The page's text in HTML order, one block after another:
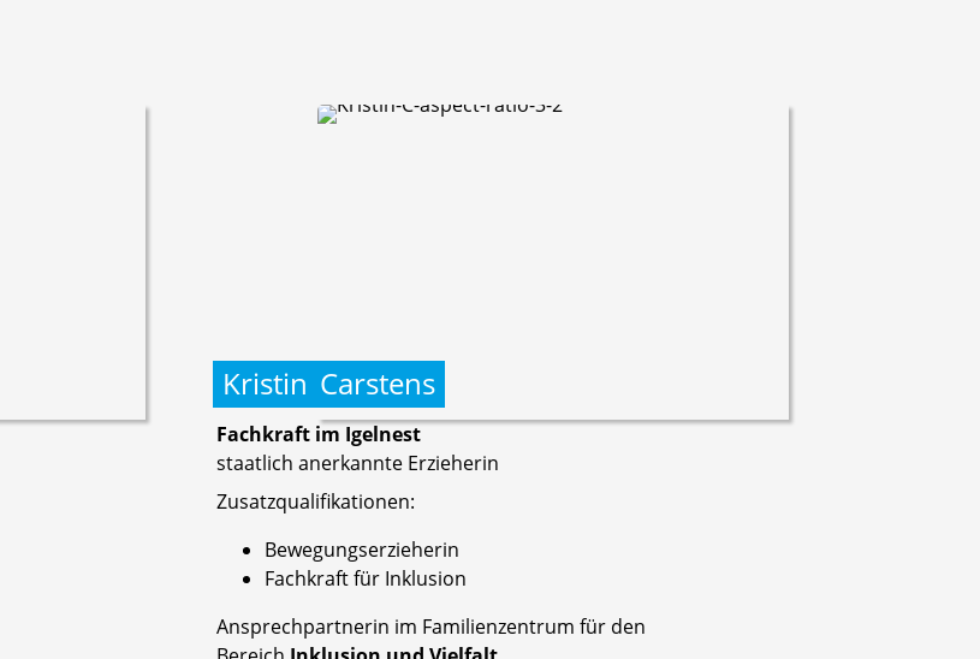
Kristin Carstens
Fachkraft im Igelnest
staatlich anerkannte Erzieherin
Zusatzqualifikationen:
Bewegungserzieherin
Fachkraft für Inklusion
Ansprechpartnerin im Familienzentrum für den